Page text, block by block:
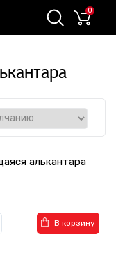
0
алькантара
В корзину